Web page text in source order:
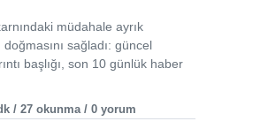
müdahale ayrık
sağladı: güncel
başlığı, son 10 günlük haber
/ 27 okunma / 0 yorum